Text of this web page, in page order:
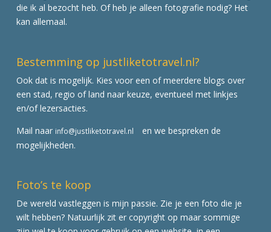
die ik al bezocht heb. Of heb je alleen fotografie nodig? Het
kan allemaal.
Bestemming op justliketotravel.nl?
Ook dat is mogelijk. Kies voor een of meerdere blogs over
een stad, regio of land naar keuze, eventueel met linkjes
en/of lezersacties.
Mail naar info@justliketotravel.nl
en we bespreken de
mogelijkheden.
Foto’s te koop
De wereld vastleggen is mijn passie. Zie je een foto die je
wilt hebben? Natuurlijk zit er copyright op maar sommige